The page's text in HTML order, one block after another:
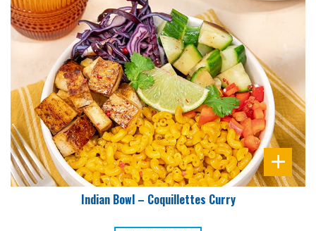
PRÉPARATION
25 Min
Indian Bowl – Coquillettes Curry